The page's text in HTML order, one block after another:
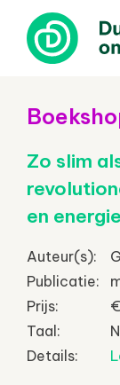
Zo slim
en
Auteur(s):
Publicatie:
Prijs:
Taal:
Details: